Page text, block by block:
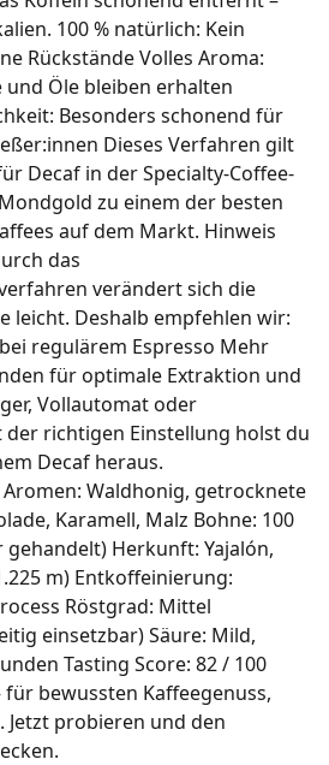
100 % natürlich: Kein
Rückstände Volles Aroma:
und Öle bleiben erhalten
Besonders schonend für
Dieses Verfahren gilt
Decaf in der Specialty-Coffee-
zu einem der besten
auf dem Markt. Hinweis
das
verändert sich die
leicht. Deshalb empfehlen wir:
regulärem Espresso Mehr
für optimale Extraktion und
Vollautomat oder
der richtigen Einstellung holst du
Decaf heraus.
Waldhonig, getrocknete
Karamell, Malz Bohne: 100
gehandelt) Herkunft: Yajalón,
m) Entkoffeinierung:
Röstgrad: Mittel
einsetzbar) Säure: Mild,
Tasting Score: 82 / 100
bewussten Kaffeegenuss,
Jetzt probieren und den